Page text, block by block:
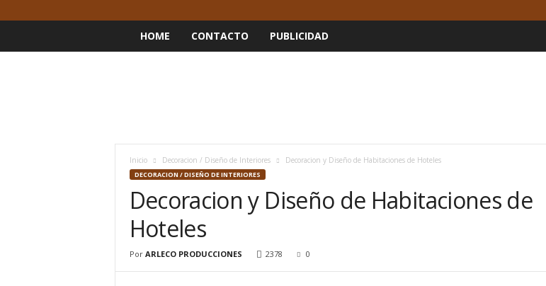
HOME CONTACTO PUBLICIDAD
Inicio Decoracion / Diseño de Interiores Decoracion y Diseño de Habitaciones de Hoteles
DECORACION / DISEÑO DE INTERIORES
Decoracion y Diseño de Habitaciones de
Hoteles
Por ARLECO PRODUCCIONES 2378 0